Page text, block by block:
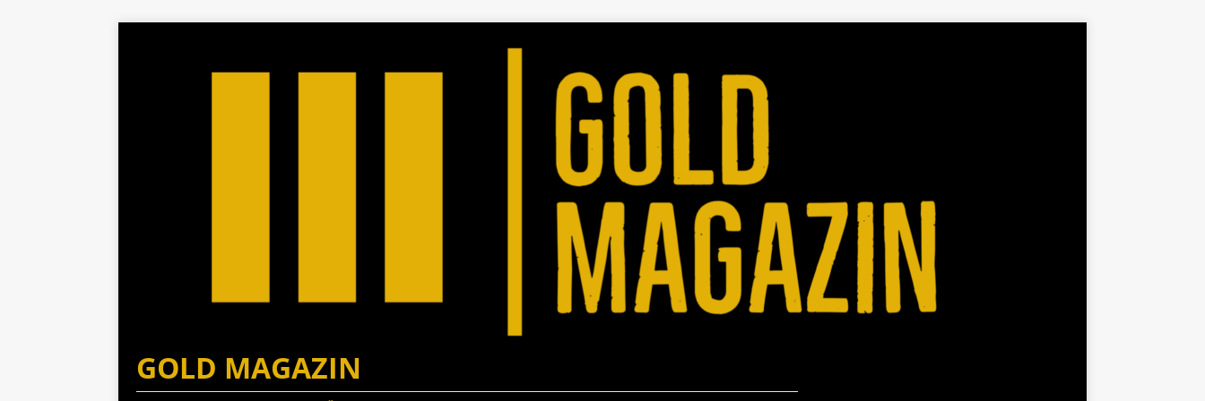
GOLD MAGAZIN